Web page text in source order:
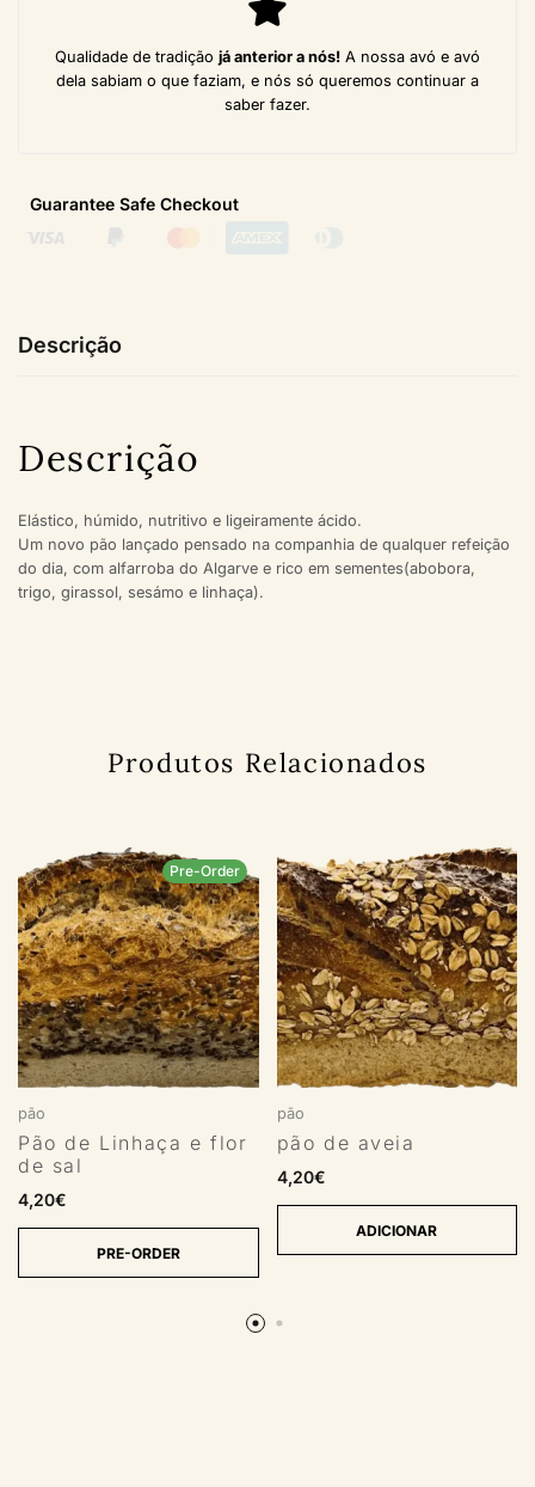
Qualidade de tradição já anterior a nós! A nossa avó e avó
dela sabiam o que faziam, e nós só queremos continuar a
saber fazer.
Guarantee Safe Checkout
Descrição
Descrição
Elástico, húmido, nutritivo e ligeiramente ácido.
Um novo pão lançado pensado na companhia de qualquer refeição
do dia, com alfarroba do Algarve e rico em sementes(abobora,
trigo, girassol, sesámo e linhaça).
Produtos Relacionados
Pre-Order
pão
Pão de Linhaça e flor
de sal
4,20€
PRE-ORDER
pão
pão de aveia
4,20€
ADICIONAR